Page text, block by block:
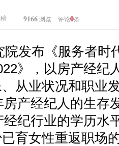
9166 浏览 评论0条
院发布《服务者时
》，以房产经纪
从业状况和职业
产经纪人的生存
纪行业的学历水
育女性重返职场